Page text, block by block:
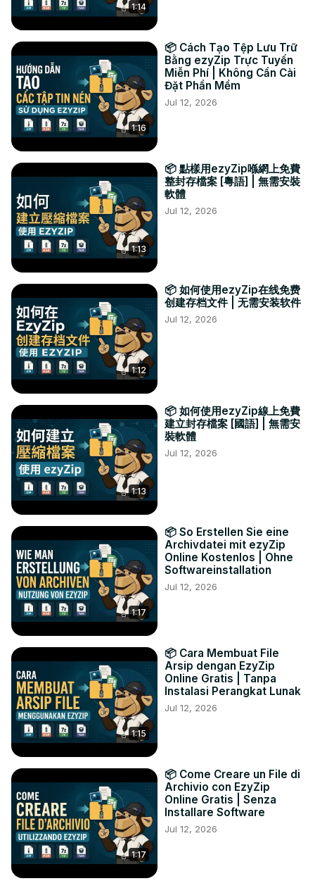
1:14
1:16
📦 Cách Tạo Tệp Lưu Trữ
Bằng ezyZip Trực Tuyến
Miễn Phí | Không Cần Cài
Đặt Phần Mềm
Jul 12, 2026
1:13
📦 點樣用ezyZip喺網上免費
整封存檔案 [粵語] | 無需安裝
軟體
Jul 12, 2026
1:12
📦 如何使用ezyZip在线免费
创建存档文件 | 无需安装软件
Jul 12, 2026
1:13
📦 如何使用ezyZip線上免費
建立封存檔案 [國語] | 無需安
裝軟體
Jul 12, 2026
1:17
📦 So Erstellen Sie eine
Archivdatei mit ezyZip
Online Kostenlos | Ohne
Softwareinstallation
Jul 12, 2026
1:15
📦 Cara Membuat File
Arsip dengan EzyZip
Online Gratis | Tanpa
Instalasi Perangkat Lunak
Jul 12, 2026
1:17
📦 Come Creare un File di
Archivio con EzyZip
Online Gratis | Senza
Installare Software
Jul 12, 2026